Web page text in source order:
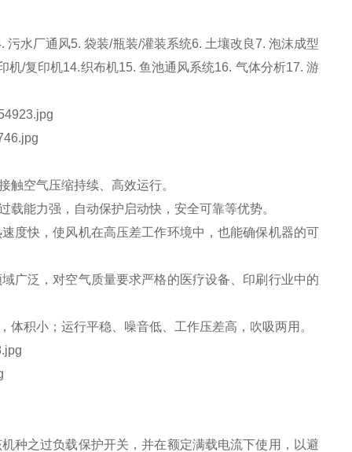
水厂通风5. 袋装/瓶装/灌装系统6. 土壤改良7. 泡沫成型
/复印机14.织布机15. 鱼池通风系统16. 气体分析17. 游
触空气压缩持续、高效运行。
载能力强，自动保护启动快，安全可靠等优势。
度快，使风机在高压差工作环境中，也能确保机器的可
广泛，对空气质量要求严格的医疗设备、印刷行业中的
体积小；运行平稳、噪音低、工作压差高，吹吸两用。
种之过负载保护开关，并在额定满载电流下使用，以避